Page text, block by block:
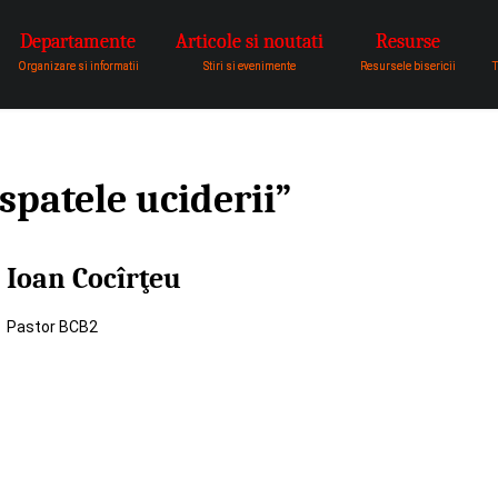
a fi vocea lui Dumnezeu
Departamente
Organizare si informatii
Articole si noutati
Stiri si evenimente
Resurse
Resursele bisericii
uciderii”
Ioan Cocîrţeu
Pastor BCB2